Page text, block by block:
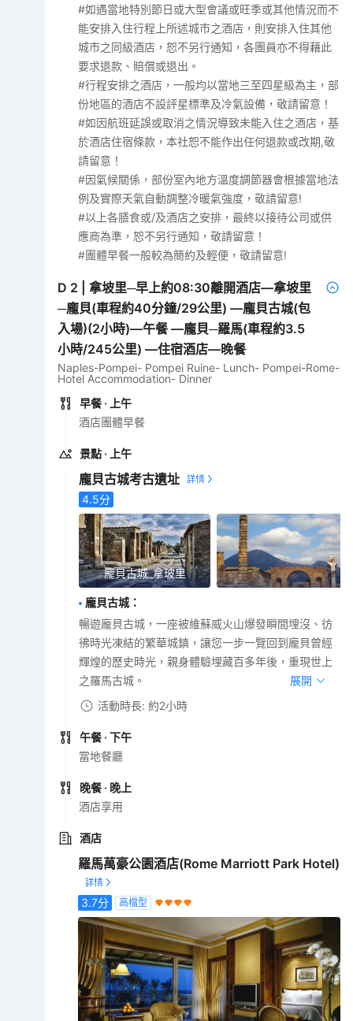
#如遇當地特別節日或大型會議或旺季或其他情況而不
能安排入住行程上所述城市之酒店，則安排入住其他
城市之同級酒店，恕不另行通知，各團員亦不得藉此
要求退款、賠償或退出。
#行程安排之酒店，一般均以當地三至四星級為主，部
份地區的酒店不設評星標準及冷氣設備，敬請留意！
#如因航班延誤或取消之情況導致未能入住之酒店，基
於酒店住宿條款，本社恕不能作出任何退款或改期,敬
請留意！
#因氣候關係，部份室內地方溫度調節器會根據當地法
例及實際天氣自動調整冷暖氣強度，敬請留意!
#以上各膳食或/及酒店之安排，最終以接待公司或供
應商為準，恕不另行通知，敬請留意！
#團體早餐一般較為簡約及輕便，敬請留意!
D 2 |拿坡里─早上約08:30離開酒店—拿坡里
─龐貝(車程約40分鐘/29公里) —龐貝古城(包
入場)(2小時)—午餐 —龐貝─羅馬(車程約3.5
小時/245公里) —住宿酒店—晚餐
Naples-Pompei- Pompei Ruine- Lunch- Pompei-Rome-
Hotel Accommodation- Dinner
早餐 · 上午
酒店團體早餐
景點 · 上午
龐貝古城考古​​遺址
4.5分
龐貝古城_拿玻里
龐貝古城：
暢遊龐貝古城，一座被維蘇威火山爆發瞬間埋沒、彷
彿時光凍結的繁華城鎮，讓您一步一覽回到龐貝曾經
輝煌的歷史時光，親身體驗埋藏百多年後，重現世上
之羅馬古城。
展開
活動時長: 約2小時
午餐 · 下午
當地餐廳
晚餐 · 晚上
酒店享用
酒店
羅馬萬豪公園酒店(Rome Marriott Park Hotel)
3.7分 高檔型